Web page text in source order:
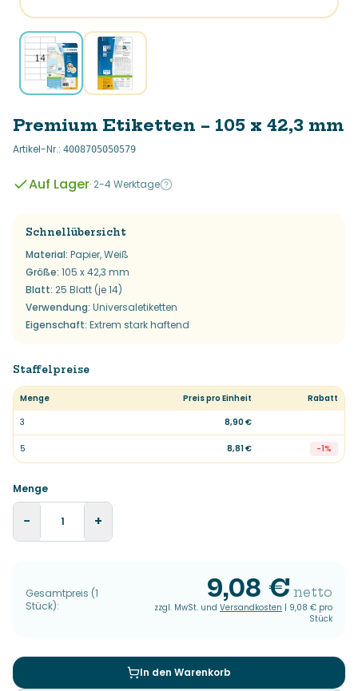
Premium Etiketten – 105 x 42,3 mm
Artikel-Nr.: 4008705050579
Auf Lager· 2-4 Werktage
Schnellübersicht
Material: Papier, Weiß
Größe: 105 x 42,3 mm
Blatt: 25 Blatt (je 14)
Verwendung: Universaletiketten
Eigenschaft: Extrem stark haftend
Staffelpreise
Menge Preis pro Einheit
Rabatt
3
8,90 €
5 8,81 € -1%
Menge
− +
Gesamtpreis (1
Stück):
9,08 € netto
zzgl. MwSt. und Versandkosten | 9,08 € pro
Stück
In den Warenkorb